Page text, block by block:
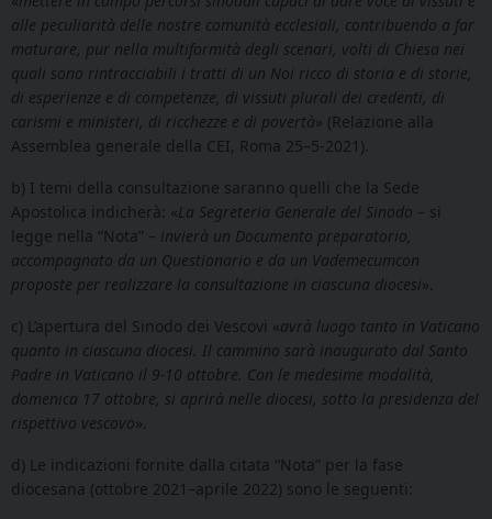
alle peculiarità delle nostre comunità ecclesiali, contribuendo a far
maturare, pur nella multiformità degli scenari, volti di Chiesa nei
quali sono rintracciabili i tratti di un Noi ricco di storia e di storie,
di esperienze e di competenze, di vissuti plurali dei credenti, di
carismi e ministeri, di ricchezze e di povertà» (Relazione alla
Assemblea generale della CEI, Roma 25–5-2021).
b) I temi della consultazione saranno quelli che la Sede
Apostolica indicherà: «La Segreteria Generale del Sinodo – si
legge nella “Nota” – invierà un Documento preparatorio,
accompagnato da un Questionario e da un Vademecumcon
proposte per realizzare la consultazione in ciascuna diocesi».
c) L’apertura del Sinodo dei Vescovi «avrà luogo tanto in Vaticano
quanto in ciascuna diocesi. Il cammino sarà inaugurato dal Santo
Padre in Vaticano il 9-10 ottobre. Con le medesime modalità,
domenica 17 ottobre, si aprirà nelle diocesi, sotto la presidenza del
rispettivo vescovo».
d) Le indicazioni fornite dalla citata “Nota” per la fase
diocesana (ottobre 2021–aprile 2022) sono le seguenti: